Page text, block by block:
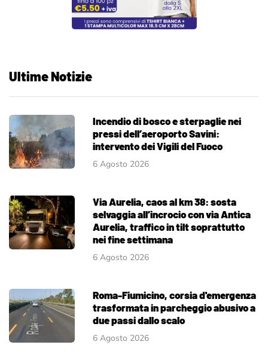
Ultime Notizie
Incendio di bosco e sterpaglie nei
pressi dell’aeroporto Savini:
intervento dei Vigili del Fuoco
6 Agosto 2026
Via Aurelia, caos al km 38: sosta
selvaggia all’incrocio con via Antica
Aurelia, traffico in tilt soprattutto
nei fine settimana
6 Agosto 2026
Roma-Fiumicino, corsia d'emergenza
trasformata in parcheggio abusivo a
due passi dallo scalo
6 Agosto 2026